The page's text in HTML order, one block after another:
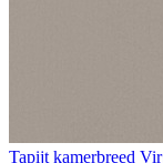
Tapijt kamerbreed